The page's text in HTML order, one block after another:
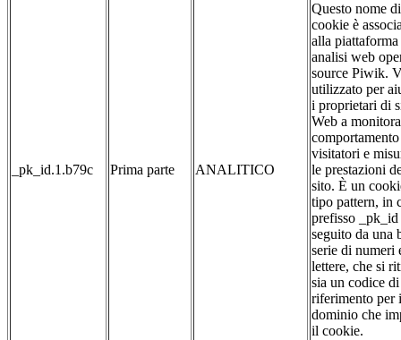
_pk_id.1.b79c Prima parte ANALITICO
Questo nome di
cookie è
alla
analisi web
source Piwik.
utilizzato per
i proprietari di
Web a
visitatori e
le prestazioni
sito. È un
tipo pattern, in
prefisso _pk_id
seguito da una
serie di numeri
lettere, che si
sia un codice di
riferimento per
dominio che
il cookie.